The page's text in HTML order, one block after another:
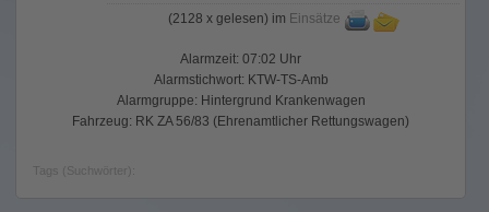
(2128 x gelesen) im Einsätze
Alarmzeit: 07:02 Uhr
Alarmstichwort: KTW-TS-Amb
Alarmgruppe: Hintergrund Krankenwagen
Fahrzeug: RK ZA 56/83 (Ehrenamtlicher Rettungswagen)
Tags (Suchwörter):